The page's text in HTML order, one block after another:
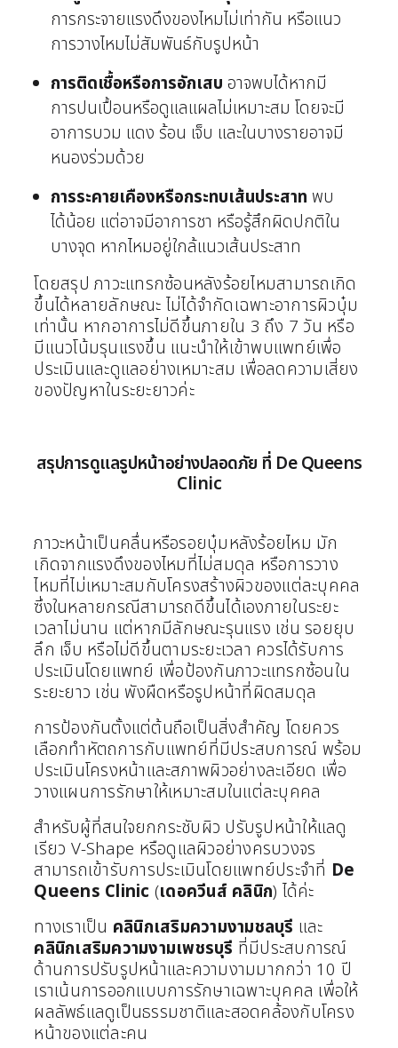
การกระจายแรงดึงของไหมไม่เท่ากัน หรือแนว
การวางไหมไม่สัมพันธ์กับรูปหน้า
การติดเชื้อหรือการอักเสบ อาจพบได้หากมี
การปนเปื้อนหรือดูแลแผลไม่เหมาะสม โดยจะมี
อาการบวม แดง ร้อน เจ็บ และในบางรายอาจมี
หนองร่วมด้วย
การระคายเคืองหรือกระทบเส้นประสาท พบ
ได้น้อย แต่อาจมีอาการชา หรือรู้สึกผิดปกติใน
บางจุด หากไหมอยู่ใกล้แนวเส้นประสาท
โดยสรุป ภาวะแทรกซ้อนหลังร้อยไหมสามารถเกิด
ขึ้นได้หลายลักษณะ ไม่ได้จำกัดเฉพาะอาการผิวบุ๋ม
เท่านั้น หากอาการไม่ดีขึ้นภายใน 3 ถึง 7 วัน หรือ
มีแนวโน้มรุนแรงขึ้น แนะนำให้เข้าพบแพทย์เพื่อ
ประเมินและดูแลอย่างเหมาะสม เพื่อลดความเสี่ยง
ของปัญหาในระยะยาวค่ะ
สรุปการดูแลรูปหน้าอย่างปลอดภัย ที่ De Queens
Clinic
ภาวะหน้าเป็นคลื่นหรือรอยบุ๋มหลังร้อยไหม มัก
เกิดจากแรงดึงของไหมที่ไม่สมดุล หรือการวาง
ไหมที่ไม่เหมาะสมกับโครงสร้างผิวของแต่ละบุคคล
ซึ่งในหลายกรณีสามารถดีขึ้นได้เองภายในระยะ
เวลาไม่นาน แต่หากมีลักษณะรุนแรง เช่น รอยยุบ
ลึก เจ็บ หรือไม่ดีขึ้นตามระยะเวลา ควรได้รับการ
ประเมินโดยแพทย์ เพื่อป้องกันภาวะแทรกซ้อนใน
ระยะยาว เช่น พังผืดหรือรูปหน้าที่ผิดสมดุล
การป้องกันตั้งแต่ต้นถือเป็นสิ่งสำคัญ โดยควร
เลือกทำหัตถการกับแพทย์ที่มีประสบการณ์ พร้อม
ประเมินโครงหน้าและสภาพผิวอย่างละเอียด เพื่อ
วางแผนการรักษาให้เหมาะสมในแต่ละบุคคล
สำหรับผู้ที่สนใจยกกระชับผิว ปรับรูปหน้าให้แลดู
เรียว V-Shape หรือดูแลผิวอย่างครบวงจร
สามารถเข้ารับการประเมินโดยแพทย์ประจำที่ De
Queens Clinic (เดอควีนส์ คลินิก) ได้ค่ะ
ทางเราเป็น คลินิกเสริมความงามชลบุรี และ
คลินิกเสริมความงามเพชรบุรี ที่มีประสบการณ์
ด้านการปรับรูปหน้าและความงามมากกว่า 10 ปี
เราเน้นการออกแบบการรักษาเฉพาะบุคคล เพื่อให้
ผลลัพธ์แลดูเป็นธรรมชาติและสอดคล้องกับโครง
หน้าของแต่ละคน